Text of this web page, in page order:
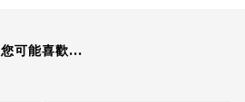
您可能喜歡...